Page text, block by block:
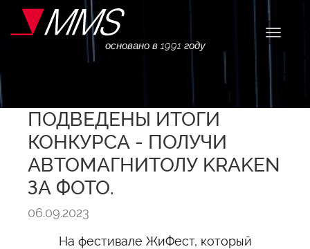
основано в 1991 году
ПОДВЕДЕНЫ ИТОГИ
КОНКУРСА - ПОЛУЧИ
АВТОМАГНИТОЛУ KRAKEN
ЗА ФОТО.
06.09.2023
На фестивале ЖиФест, который